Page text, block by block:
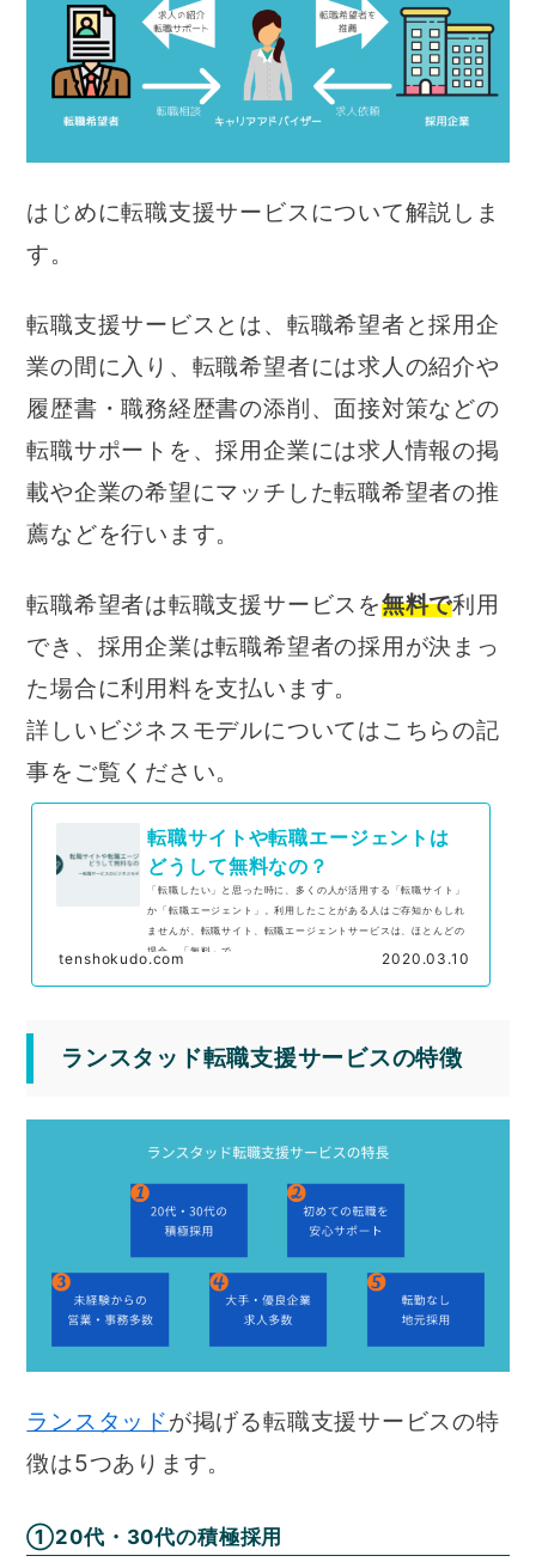
はじめに転職支援サービスについて解説しま
す。
転職支援サービスとは、転職希望者と採用企
業の間に入り、転職希望者には求人の紹介や
履歴書・職務経歴書の添削、面接対策などの
転職サポートを、採用企業には求人情報の掲
載や企業の希望にマッチした転職希望者の推
薦などを行います。
転職希望者は転職支援サービスを無料で利用
でき、採用企業は転職希望者の採用が決まっ
た場合に利用料を支払います。
詳しいビジネスモデルについてはこちらの記
事をご覧ください。
転職サイトや転職エージェントは
どうして無料なの？
「転職したい」と思った時に、多くの人が活用する「転職サイト」
か「転職エージェント」。利用したことがある人はご存知かもしれ
ませんが、転職サイト、転職エージェントサービスは、ほとんどの
場合、「無料」で...
tenshokudo.com 2020.03.10
ランスタッド転職支援サービスの特徴
ランスタッドが掲げる転職支援サービスの特
徴は5つあります。
①20代・30代の積極採用